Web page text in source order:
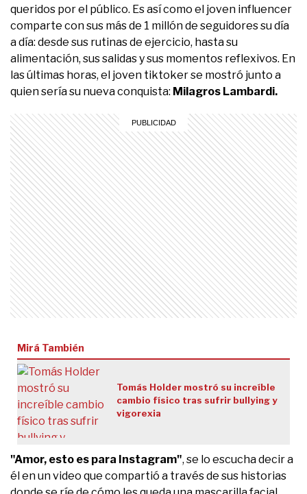
queridos por el público. Es así como el joven influencer
comparte con sus más de 1 millón de seguidores su día
a día: desde sus rutinas de ejercicio, hasta su
alimentación, sus salidas y sus momentos reflexivos. En
las últimas horas, el joven tiktoker se mostró junto a
quien sería su nueva conquista: Milagros Lambardi.
Mirá También
Tomás Holder mostró su increíble
cambio físico tras sufrir bullying y
vigorexia
"Amor, esto es para Instagram", se lo escucha decir a
él en un video que compartió a través de sus historias